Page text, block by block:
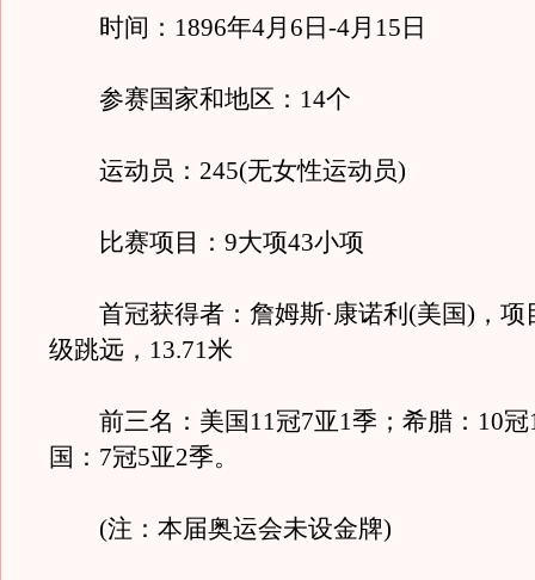
时间：1896年4月6日-4月15日
参赛国家和地区：14个
运动员：245(无女性运动员)
比赛项目：9大项43小项
首冠获得者：詹姆斯·康诺利(美国)，项
级跳远，13.71米
前三名：美国11冠7亚1季；希腊：10冠
国：7冠5亚2季。
(注：本届奥运会未设金牌)